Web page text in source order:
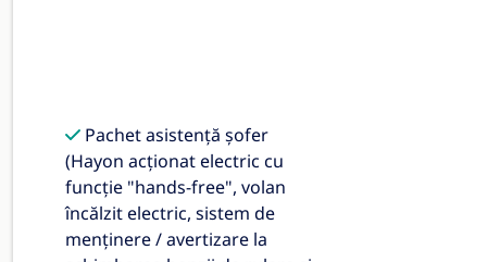
Pachet asistență șofer
(Hayon acționat electric cu
funcție "hands-free", volan
încălzit electric, sistem de
menținere / avertizare la